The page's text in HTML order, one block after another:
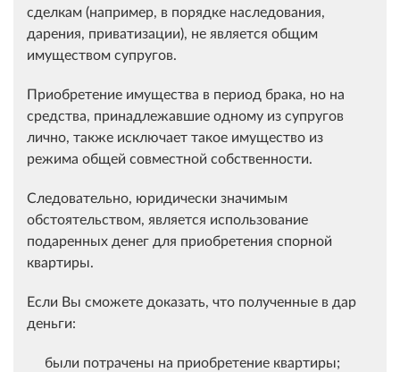
сделкам (например, в порядке наследования,
дарения, приватизации), не является общим
имуществом супругов.
Приобретение имущества в период брака, но на
средства, принадлежавшие одному из супругов
лично, также исключает такое имущество из
режима общей совместной собственности.
Следовательно, юридически значимым
обстоятельством, является использование
подаренных денег для приобретения спорной
квартиры.
Если Вы сможете доказать, что полученные в дар
деньги:
были потрачены на приобретение квартиры;